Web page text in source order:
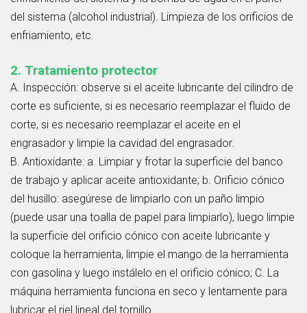
del sistema (alcohol industrial). Limpieza de los orificios de
enfriamiento, etc.
2. Tratamiento protector
A. Inspección: observe si el aceite lubricante del cilindro de
corte es suficiente, si es necesario reemplazar el fluido de
corte, si es necesario reemplazar el aceite en el
engrasador y limpie la cavidad del engrasador.
B. Antioxidante: a. Limpiar y frotar la superficie del banco
de trabajo y aplicar aceite antioxidante; b. Orificio cónico
del husillo: asegúrese de limpiarlo con un paño limpio
(puede usar una toalla de papel para limpiarlo), luego limpie
la superficie del orificio cónico con aceite lubricante y
coloque la herramienta, limpie el mango de la herramienta
con gasolina y luego instálelo en el orificio cónico; C. La
máquina herramienta funciona en seco y lentamente para
lubricar el riel lineal del tornillo.